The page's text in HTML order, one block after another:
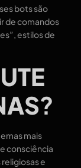
bots são
de comandos
estilos de
?
mais
consciência
e